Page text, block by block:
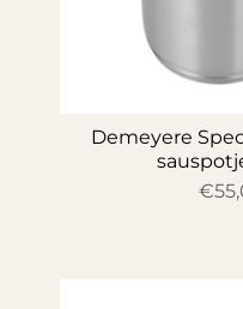
Demeyere